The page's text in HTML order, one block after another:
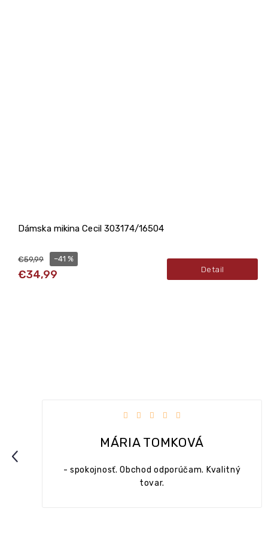
Dámska mikina Cecil 303174/16504
€59,99
€34,99
–41 %
Detail
Previous
MÁRIA TOMKOVÁ
Hodnotenie obchodu je 5 z 5
- spokojnosť. Obchod odporúčam. Kvalitný
tovar.